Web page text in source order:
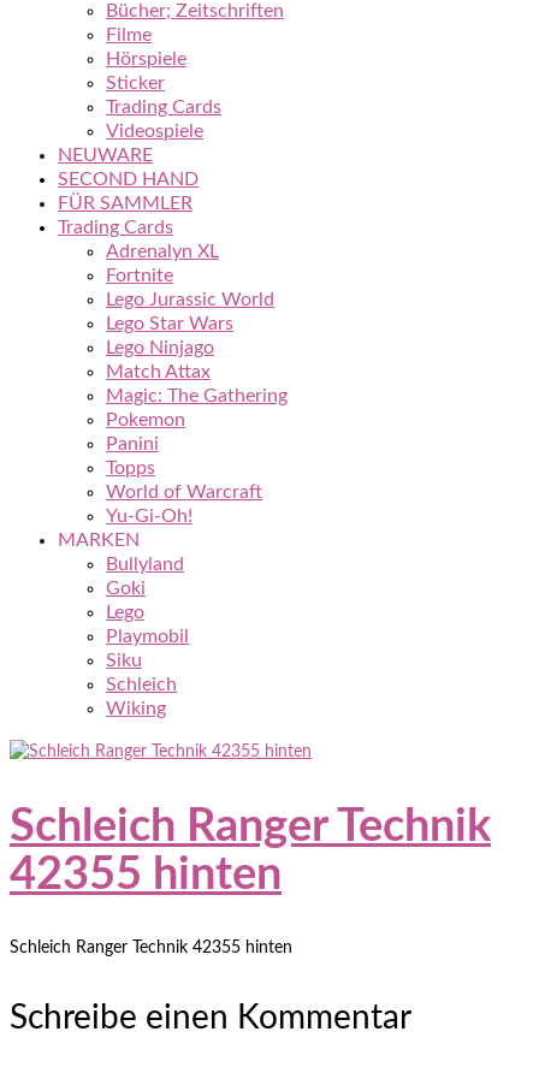
Bücher; Zeitschriften
Filme
Hörspiele
Sticker
Trading Cards
Videospiele
NEUWARE
SECOND HAND
FÜR SAMMLER
Trading Cards
Adrenalyn XL
Fortnite
Lego Jurassic World
Lego Star Wars
Lego Ninjago
Match Attax
Magic: The Gathering
Pokemon
Panini
Topps
World of Warcraft
Yu-Gi-Oh!
MARKEN
Bullyland
Goki
Lego
Playmobil
Siku
Schleich
Wiking
Schleich Ranger Technik
42355 hinten
Schleich Ranger Technik 42355 hinten
Schreibe einen Kommentar